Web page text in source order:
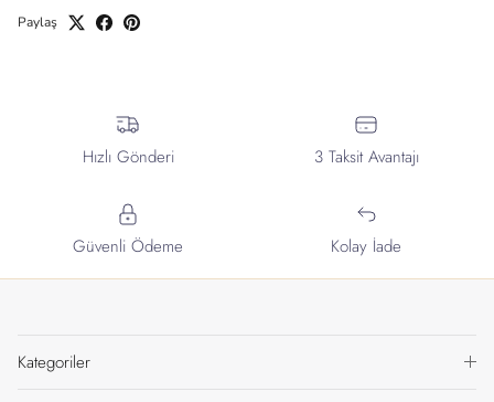
Paylaş
Hızlı Gönderi 3 Taksit Avantajı
Güvenli Ödeme Kolay İade
Kategoriler